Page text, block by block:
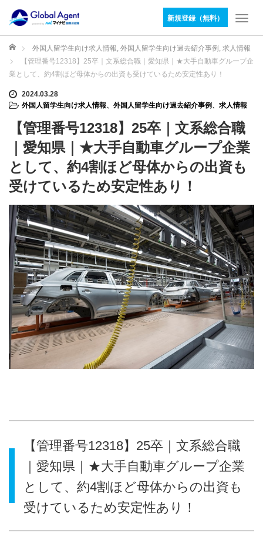
新規登録（無料）
T
g
g
a
v
i
g
a
t
n
ホーム 外国人留学生向け求人情報, 外国人留学生向け過去紹介事例 , 求人情報
【管理番号12318】25卒｜文系総合職｜愛知県｜★大手自動車グループ企
業として、約4割ほど母体からの出資も受けているため安定性あり！
2024.03.28
外国人留学生向け求人情報、 外国人留学生向け過去紹介事例 、 求人情報
【管理番号12318】25卒｜文系総合職
｜愛知県｜★大手自動車グループ企業
として、約4割ほど母体からの出資も
受けているため安定性あり！
【管理番号12318】25卒｜文系総合職
｜愛知県｜★大手自動車グループ企業
として、約4割ほど母体からの出資も
受けているため安定性あり！